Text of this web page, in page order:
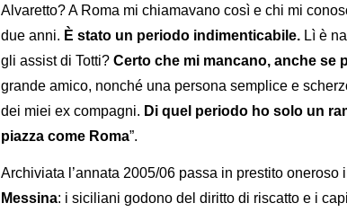
Alvaretto? A Roma mi chiamavano così e chi mi
due anni. È stato un periodo indimenticabile. Lì è
gli assist di Totti? Certo che mi mancano, anche se
grande amico, nonché una persona semplice e
dei miei ex compagni. Di quel periodo ho solo un
piazza come Roma”.
Archiviata l’annata 2005/06 passa in prestito oneroso
Messina: i siciliani godono del diritto di riscatto e i